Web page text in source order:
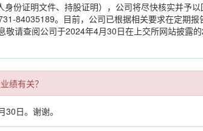
份证明文件、持股证明），公司将尽快核实并予
84035189。目前，公司已根据相关要求在定期报
请查阅公司于2024年4月30日在上交所网站披露
绩有关？
日。谢谢。